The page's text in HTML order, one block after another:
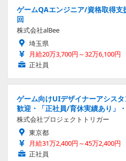
ゲームQAエンジニア/資格取得
回
株式会社alBee
埼玉県
月給20万3,700円～32万6,100円
正社員
ゲーム向けUIデザイナーアシス
歓迎・「正社員/育休実績あり」
株式会社プロジェクトトリガー
東京都
月給31万2,400円～45万2,400円
正社員